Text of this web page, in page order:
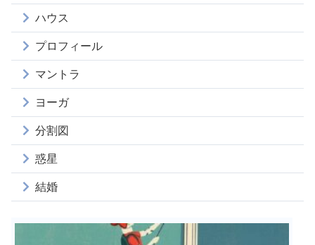
ハウス
プロフィール
マントラ
ヨーガ
分割図
惑星
結婚